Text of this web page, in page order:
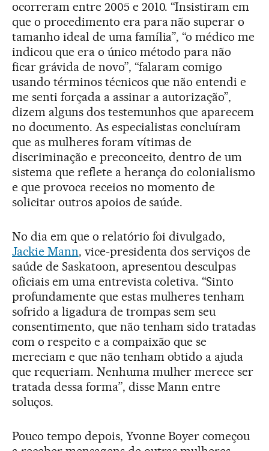
ocorreram entre 2005 e 2010. “Insistiram em
que o procedimento era para não superar o
tamanho ideal de uma família”, “o médico me
indicou que era o único método para não
ficar grávida de novo”, “falaram comigo
usando términos técnicos que não entendi e
me senti forçada a assinar a autorização”,
dizem alguns dos testemunhos que aparecem
no documento. As especialistas concluíram
que as mulheres foram vítimas de
discriminação e preconceito, dentro de um
sistema que reflete a herança do colonialismo
e que provoca receios no momento de
solicitar outros apoios de saúde.
No dia em que o relatório foi divulgado,
Jackie Mann, vice-presidenta dos serviços de
saúde de Saskatoon, apresentou desculpas
oficiais em uma entrevista coletiva. “Sinto
profundamente que estas mulheres tenham
sofrido a ligadura de trompas sem seu
consentimento, que não tenham sido tratadas
com o respeito e a compaixão que se
mereciam e que não tenham obtido a ajuda
que requeriam. Nenhuma mulher merece ser
tratada dessa forma”, disse Mann entre
soluços.
Pouco tempo depois, Yvonne Boyer começou